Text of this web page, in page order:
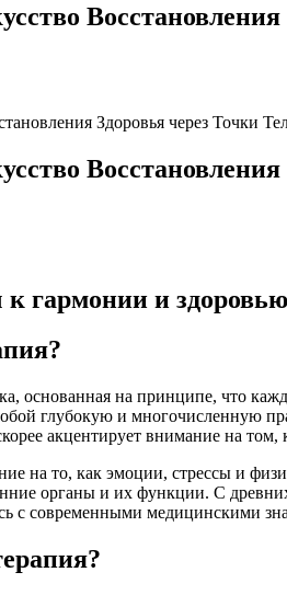
Здоровья через Точки
гармонии и здоровью
основанная на принципе, что
глубокую и многочисленную
акцентирует внимание на
на то, как эмоции, стрессы и
органы и их функции. С
с современными медицинскими